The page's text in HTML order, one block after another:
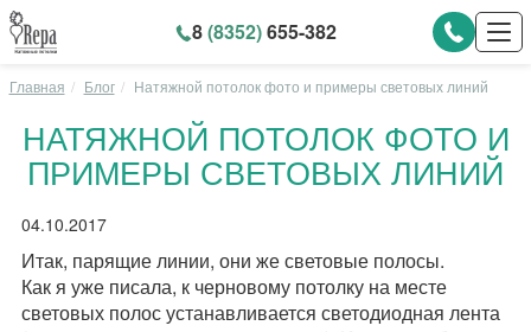
8(8352)655-382
Главная Блог Натяжной потолок фото и примеры световых линий
НАТЯЖНОЙ ПОТОЛОК ФОТО И
ПРИМЕРЫ СВЕТОВЫХ ЛИНИЙ
04.10.2017
Итак, парящие линии, они же световые полосы.
Как я уже писала, к черновому потолку на месте
световых полос устанавливается светодиодная лента